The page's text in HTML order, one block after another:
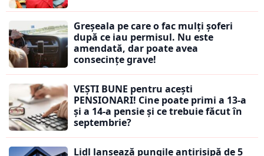
Greșeala pe care o fac mulți șoferi
după ce iau permisul. Nu este
amendată, dar poate avea
consecințe grave!
VEȘTI BUNE pentru acești
PENSIONARI! Cine poate primi a 13-a
și a 14-a pensie și ce trebuie făcut în
septembrie?
Lidl lansează pungile antirisipă de 5